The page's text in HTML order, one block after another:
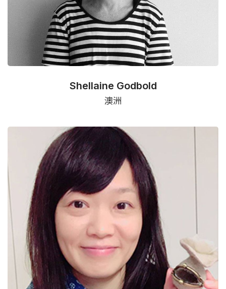
Shellaine Godbold
澳洲